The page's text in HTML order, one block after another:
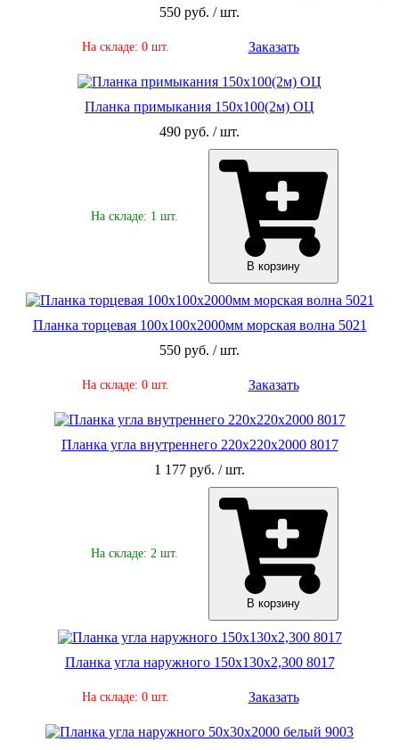
550 руб. / шт.
На складе: 0 шт. Заказать
Планка примыкания 150х100(2м) ОЦ
490 руб. / шт.
На складе: 1 шт.
В корзину
Планка торцевая 100х100х2000мм морская волна 5021
550 руб. / шт.
На складе: 0 шт. Заказать
Планка угла внутреннего 220х220х2000 8017
1 177 руб. / шт.
На складе: 2 шт.
В корзину
Планка угла наружного 150х130х2,300 8017
На складе: 0 шт. Заказать